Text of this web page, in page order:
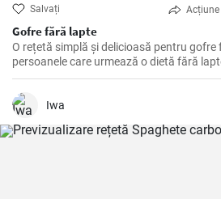
Salvați Acțiune
Gofre fără lapte
O rețetă simplă și delicioasă pentru
persoanele care urmează o dietă fără
gofrele sunt extrem de crocante și
Iwa